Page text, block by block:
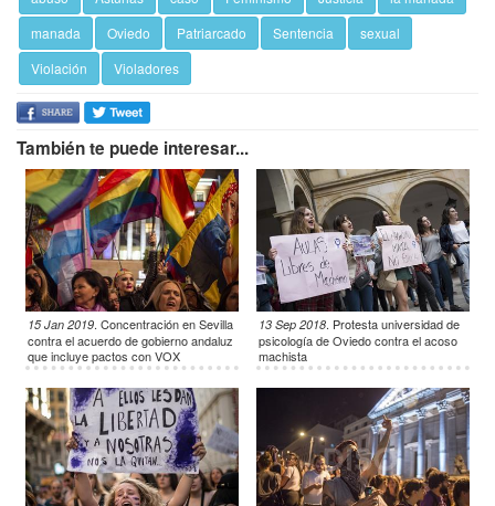
manada
Oviedo Patriarcado Sentencia
sexual
Violación
Violadores
También te puede interesar...
15 Jan 2019. Concentración en Sevilla
contra el acuerdo de gobierno andaluz
que incluye pactos con VOX
13 Sep 2018. Protesta universidad de
psicología de Oviedo contra el acoso
machista